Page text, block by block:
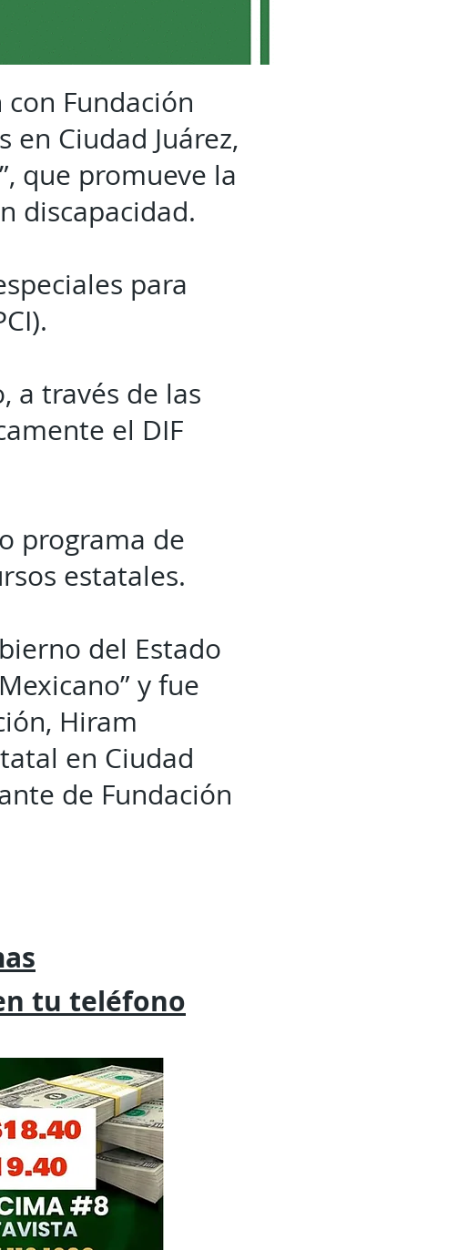
Fundación
en Ciudad Juárez,
que promueve la
discapacidad.
para
a través de las
el DIF
programa de
estatales.
del Estado
y fue
Hiram
en Ciudad
de Fundación
tu teléfono